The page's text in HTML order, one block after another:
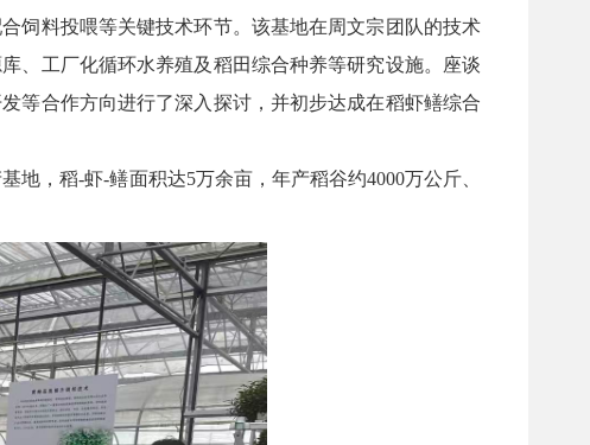
饲料投喂等关键技术环节。该基地在周文宗团队的技术
、工厂化循环水养殖及稻田综合种养等研究设施。座谈
等合作方向进行了深入探讨，并初步达成在稻虾鳝综合
，稻-虾-鳝面积达5万余亩，年产稻谷约4000万公斤、